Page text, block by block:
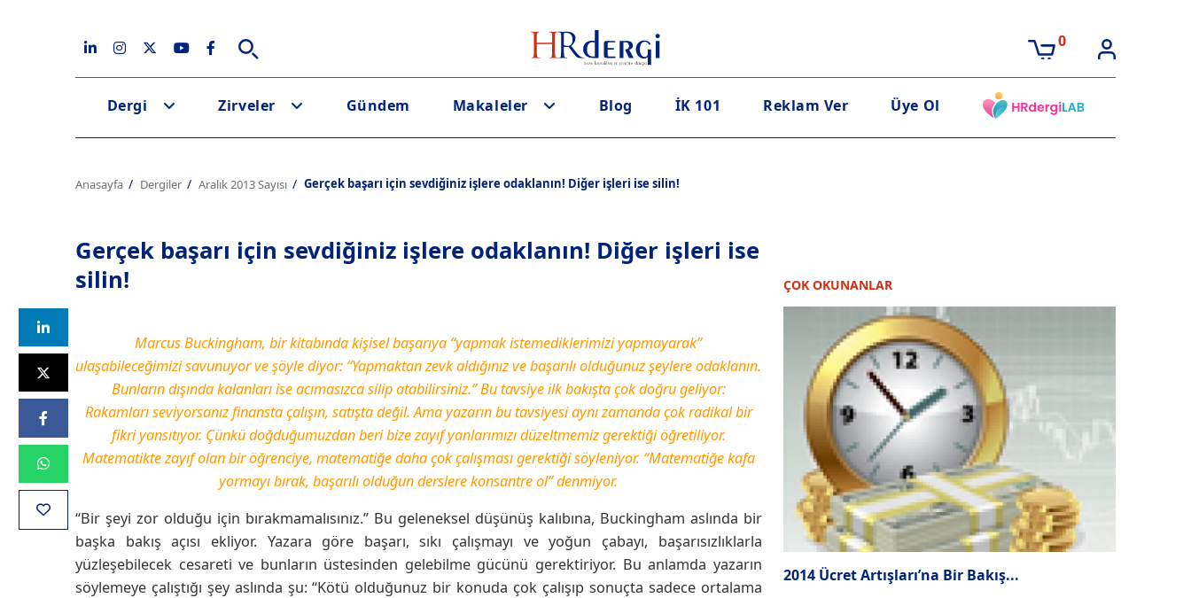
0
Dergi Zirveler Gündem Makaleler Blog İK 101 Reklam Ver Üye Ol
Anasayfa Dergiler Aralık 2013 Sayısı Gerçek başarı için sevdiğiniz işlere odaklanın! Diğer işleri ise silin!
Gerçek başarı için sevdiğiniz işlere odaklanın! Diğer işleri ise
silin!
Marcus Buckingham, bir kitabında kişisel başarıya “yapmak istemediklerimizi yapmayarak”
ulaşabileceğimizi savunuyor ve şöyle diyor: “Yapmaktan zevk aldığınız ve başarılı olduğunuz şeylere odaklanın.
Bunların dışında kalanları ise acımasızca silip atabilirsiniz.” Bu tavsiye ilk bakışta çok doğru geliyor:
Rakamları seviyorsanız finansta çalışın, satışta değil. Ama yazarın bu tavsiyesi aynı zamanda çok radikal bir
fikri yansıtıyor. Çünkü doğduğumuzdan beri bize zayıf yanlarımızı düzeltmemiz gerektiği öğretiliyor.
Matematikte zayıf olan bir öğrenciye, matematiğe daha çok çalışması gerektiği söyleniyor. “Matematiğe kafa
yormayı bırak, başarılı olduğun derslere konsantre ol” denmiyor.
“Bir şeyi zor olduğu için bırakmamalısınız.” Bu geleneksel düşünüş kalıbına, Buckingham aslında bir
başka bakış açısı ekliyor. Yazara göre başarı, sıkı çalışmayı ve yoğun çabayı, başarısızlıklarla
yüzleşebilecek cesareti ve bunların üstesinden gelebilme gücünü gerektiriyor. Bu anlamda yazarın
söylemeye çalıştığı şey aslında şu: “Kötü olduğunuz bir konuda çok çalışıp sonuçta sadece ortalama
ÇOK OKUNANLAR
2014 Ücret Artışları’na Bir Bakış...